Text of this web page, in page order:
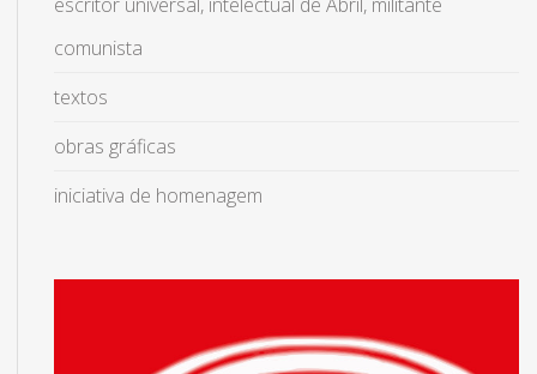
comunista
textos
obras gráficas
iniciativa de homenagem